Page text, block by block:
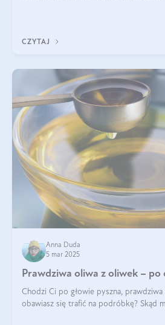
CZYTAJ
Anna Duda
5 mar 2025
Prawdziwa oliwa z oliwek – po
Chodzi Ci po głowie pyszna,
obawiasz się trafić na podróbkę? Skąd